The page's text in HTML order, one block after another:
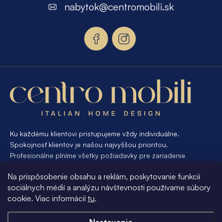
Na prispôsobenie obsahu a reklám, poskytovanie funkcií
sociálnych médií a analýzu návštevnosti používame súbory
cookie. Viac informácií tu.
e
Ku každému klientovi pristupujeme vždy individuálne.
Spokojnosť klientov je našou najvyššou prioritou.
Profesionálne plníme všetky požiadavky pre zariadenie
nábytku na mieru, presne pre váš interiér, je pre nás
samozrejmosťou Vám vyhovieť.
nabytok@centromobili.sk